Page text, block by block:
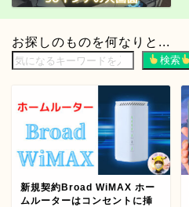
お探しのものを何なりと...
検索
新規契約Broad WiMAX ホー
ムルーターはコンセントに挿